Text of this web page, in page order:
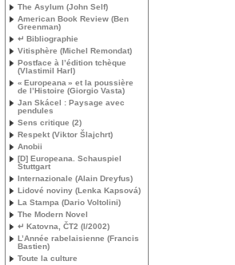
The Asylum (John Self)
American Book Review (Ben
Greenman)
↵ Bibliographie
Vitisphère (Michel Remondat)
Postface à l’édition tchèque
(Vlastimil Harl)
« Europeana » et la poussière
de l’Histoire (Giorgio Vasta)
Jan Skácel : Paysage avec
pendules
Sens critique (2)
Respekt (Viktor Šlajchrt)
Anobii
[D] Europeana. Schauspiel
Stuttgart
Internazionale (Alain Dreyfus)
Lidové noviny (Lenka Kapsová)
La Stampa (Dario Voltolini)
The Modern Novel
↵ Katovna, ČT2 (I/2002)
L’Année rabelaisienne (Francis
Bastien)
Toute la culture